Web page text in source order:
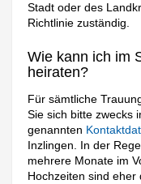
Stadt oder des
Richtlinie zuständig.
Wie kann ich im
heiraten?
Für sämtliche
Sie sich bitte zwecks
genannten
Inzlingen. In der
mehrere Monate im
Hochzeiten sind eher